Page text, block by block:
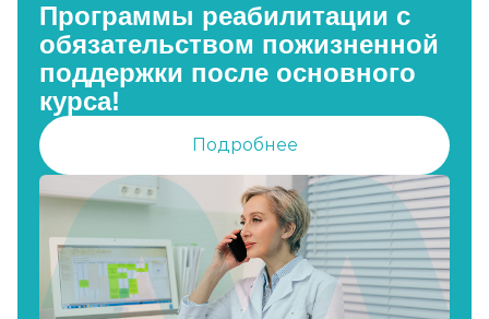
Программы реабилитации с
обязательством пожизненной
поддержки после основного
курса!
Подробнее